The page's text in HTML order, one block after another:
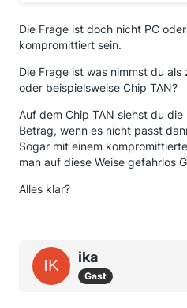
Die Frage ist doch nicht PC
kompromittiert sein.
Die Frage ist was nimmst du
oder beispielsweise Chip TAN?
Auf dem Chip TAN siehst du
Betrag, wenn es nicht passt
Sogar mit einem
man auf diese Weise gefahrlos
Alles klar?
ika
Gast